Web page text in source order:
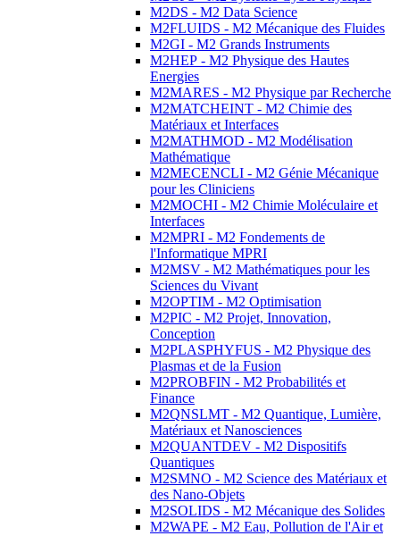
M2DS - M2 Data Science
M2FLUIDS - M2 Mécanique des Fluides
M2GI - M2 Grands Instruments
M2HEP - M2 Physique des Hautes
Energies
M2MARES - M2 Physique par Recherche
M2MATCHEINT - M2 Chimie des
Matériaux et Interfaces
M2MATHMOD - M2 Modélisation
Mathématique
M2MECENCLI - M2 Génie Mécanique
pour les Cliniciens
M2MOCHI - M2 Chimie Moléculaire et
Interfaces
M2MPRI - M2 Fondements de
l'Informatique MPRI
M2MSV - M2 Mathématiques pour les
Sciences du Vivant
M2OPTIM - M2 Optimisation
M2PIC - M2 Projet, Innovation,
Conception
M2PLASPHYFUS - M2 Physique des
Plasmas et de la Fusion
M2PROBFIN - M2 Probabilités et
Finance
M2QNSLMT - M2 Quantique, Lumière,
Matériaux et Nanosciences
M2QUANTDEV - M2 Dispositifs
Quantiques
M2SMNO - M2 Science des Matériaux et
des Nano-Objets
M2SOLIDS - M2 Mécanique des Solides
M2WAPE - M2 Eau, Pollution de l'Air et